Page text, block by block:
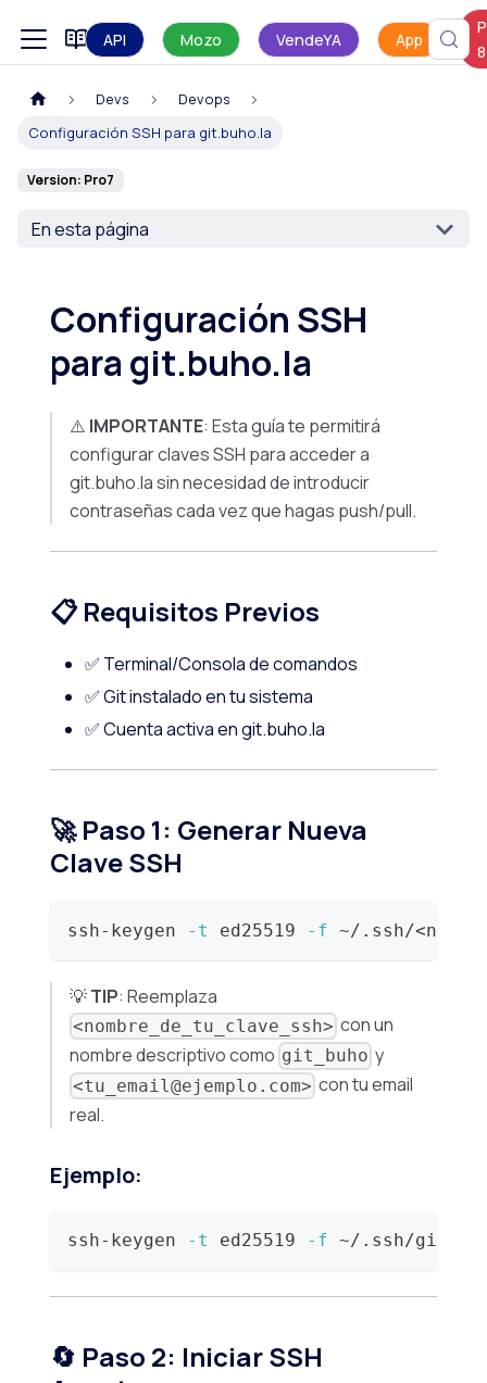
Manual de uso
API Mozo VendeYA App
8
Devs
Devops
Configuración SSH para git.buho.la
Version: Pro7
En esta página
Configuración SSH
para git.buho.la
⚠️ IMPORTANTE: Esta guía te permitirá
configurar claves SSH para acceder a
git.buho.la sin necesidad de introducir
contraseñas cada vez que hagas push/pull.
📋 Requisitos Previos
✅ Terminal/Consola de comandos
✅ Git instalado en tu sistema
✅ Cuenta activa en git.buho.la
🚀 Paso 1: Generar Nueva
Clave SSH
ssh-keygen -t ed25519 -f ~/.ssh/<
💡TIP: Reemplaza
<nombre_de_tu_clave_ssh> con un
nombre descriptivo como git_buho y
<tu_email@ejemplo.com> con tu email
real.
Ejemplo:
ssh-keygen -t ed25519 -f ~/.ssh/
🔄 Paso 2: Iniciar SSH